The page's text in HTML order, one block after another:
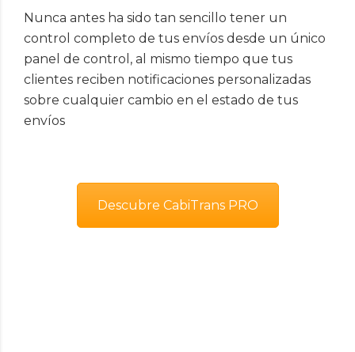
Nunca antes ha sido tan sencillo tener un
control completo de tus envíos desde un único
panel de control, al mismo tiempo que tus
clientes reciben notificaciones personalizadas
sobre cualquier cambio en el estado de tus
envíos
Descubre CabiTrans PRO